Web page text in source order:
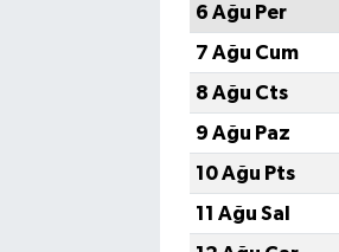
6 Ağu Per
7 Ağu Cum
8 Ağu Cts
9 Ağu Paz
10 Ağu Pts
11 Ağu Sal